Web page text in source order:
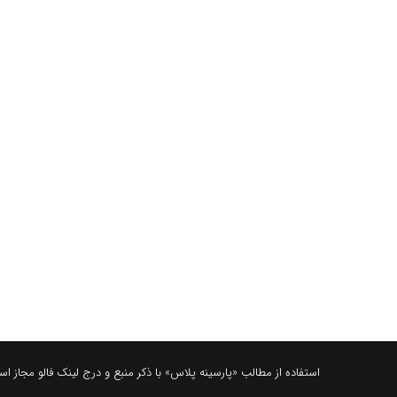
استفاده از مطالب «پارسینه پلاس» با ذکر منبع و درج لینک فالو مجاز